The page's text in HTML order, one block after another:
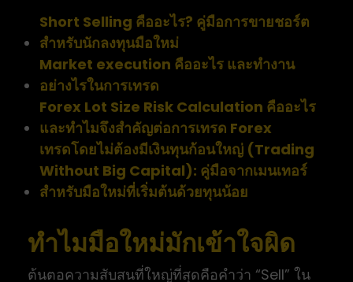
Short Selling คืออะไร? คู่มือการขายชอร์ต
สำหรับนักลงทุนมือใหม่
Market execution คืออะไร และทำงาน
อย่างไรในการเทรด
Forex Lot Size Risk Calculation คืออะไร
และทำไมจึงสำคัญต่อการเทรด Forex
เทรดโดยไม่ต้องมีเงินทุนก้อนใหญ่ (Trading
Without Big Capital): คู่มือจากเมนเทอร์
สำหรับมือใหม่ที่เริ่มต้นด้วยทุนน้อย
ทำไมมือใหม่มักเข้าใจผิด
ต้นตอความสับสนที่ใหญ่ที่สุดคือคำว่า “Sell” ใน